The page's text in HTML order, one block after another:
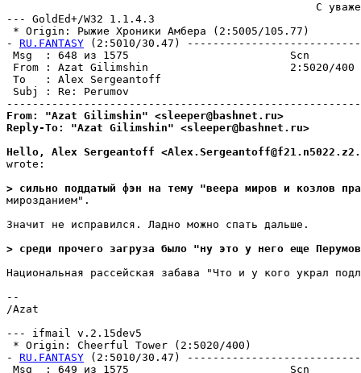
С
--- GoldEd+/W32 1.1.4.3
* Origin: Рыжие Хроники Амбера (2:5005/105.77)
- RU.FANTASY (2:5010/30.47)
Msg  : 648 из 1575
From : Azat Gilimshin                      2:5020/400
To   : Alex Sergeantoff
Subj : Re:
From: "Azat Gilimshin" <sleeper@bashnet.ru>
Reply-To: "Azat Gilimshin" <sleeper@bashnet.ru>
Hello, Alex Sergeantoff
wrote:
> сильно поддатый фэн на тему "веера миров и козлов
мирозданием".
Значит не исправился. Ладно можно спать дальше.
> среди прочего загруза было "ну это у него еще
Hациональная рассейская забава "Что и у кого украл
--
/Azat
--- ifmail v.2.15dev5
* Origin: Cheerful Tower (2:5020/400)
- RU.FANTASY (2:5010/30.47)
Msg  : 649 из 1575